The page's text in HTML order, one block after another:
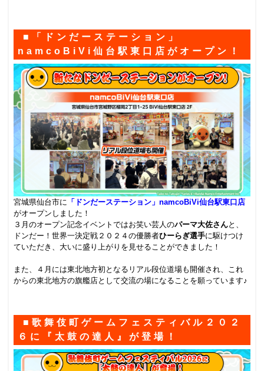
■「ドンだーステーション」
namcoBiVi仙台駅東口店がオープン！
宮城県仙台市に 「ドンだーステーション」namcoBiVi仙台駅東口店
がオープンしました！
３月のオープン記念イベントではお笑い芸人のパーマ大佐さんと、
ドンだー！世界一決定戦２０２４の優勝者ひーらぎ選手に駆けつけ
ていただき、大いに盛り上がりを見せることができました！
また、４月には東北地方初となるリアル段位道場も開催され、これ
からの東北地方の旗艦店として交流の場になることを願っています♪
■歌舞伎町ゲームフェスティバル２０２
６に『太鼓の達人』が登場！